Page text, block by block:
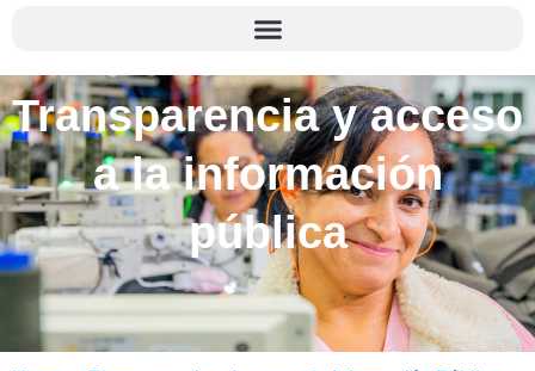
Transparencia y acceso
a la información
pública